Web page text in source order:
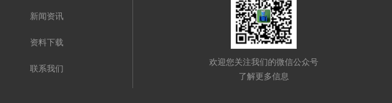
新闻资讯
资料下载
联系我们
欢迎您关注我们的微信公众号
了解更多信息